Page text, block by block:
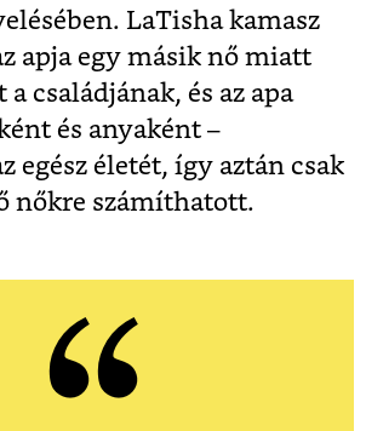
LaTisha kamasz
apja egy másik nő miatt
családjának, és az apa
és anyaként –
egész életét, így aztán csak
nőkre számíthatott.